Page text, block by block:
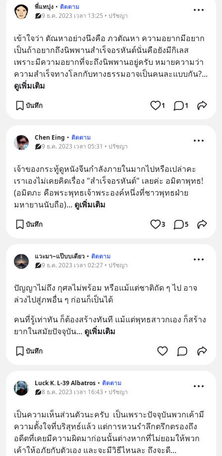
พี่แทปุง • ติดตาม
9 ธ.ค. 2023 เวลา 13:25 • ปรัชญา
เข้าใจว่า ตัณหาอย่างนึงคือ ภวตัณหา ความอยากมีอยาก
เป็นถ้าอยากถึงนิพพานสำเร็จอรหันต์นั่นคือยังมีกิเลส
เพราะมีความอยากที่จะถึงนิพพานอยู่ครับ หมายความว่า
ความสำเร็จทางโลกกับทางธรรมอาจเป็นคนละแบบกัน?
ดูเพิ่มเติม
บันทึก 1 1
Chen Eing • ติดตาม
9 ธ.ค. 2023 เวลา 05:31 • ปรัชญา
เจ้าของกระทู้ดูหนังจีนกำลังภายในมากไปหรือเปล่าคะ
เราเองไม่เคยคิดเรื่อง "สำเร็จอรหันต์" เลยค่ะ อมิตาพุทธ!
(อมิตภะ คือพระพุทธเจ้าพระองค์หนึ่งที่ชาวพุทธฝ่าย
มหายานนับถือ)... ดูเพิ่มเติม
บันทึก 3 5
แวะมา~แป๊บบเดียว • ติดตาม
9 ธ.ค. 2023 เวลา 02:27 • ปรัชญา
ปัญญาไม่ถึง กุศลไม่พร้อม หรือแม้แต่ชาติถัด ๆ ไป อาจ
ล่วงไปสู่ภพอื่น ๆ ก่อนก็เป็นได้
คนที่รู้เท่าทัน ก็ต้องสร้างทันที แม้แต่พุทธสาวกเอง ก็สร้าง
ยากในสมัยปัจจุบัน... ดูเพิ่มเติม
บันทึก
Luck K. L-39 Albatros • ติดตาม
8 ธ.ค. 2023 เวลา 16:43 • ปรัชญา
เป็นความเห็นส่วนตัวนะครับ  เป็นเพราะปัจจุบันพวกเค้ามี
ความตั้งใจที่บริสุทธ์แล้ว แต่การหวนรำลึกตรึกตรองถึง
อดีตที่เคยมีความผิดมาก่อนนั้นต่างหากที่ไม่ยอมให้พวก
เค้าให้อภัยกับตัวเอง และจะมีวิธีไหนละ ถึงจะดี...